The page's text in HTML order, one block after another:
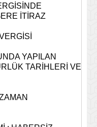
İTİRAZ
YAPILAN
TARİHLERİ VE